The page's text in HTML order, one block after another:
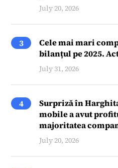
July 20, 2026
3
Cele mai mari
bilanțul pe 2025.
July 31, 2026
4
Surpriză în
mobile a avut
majoritatea
July 20, 2026